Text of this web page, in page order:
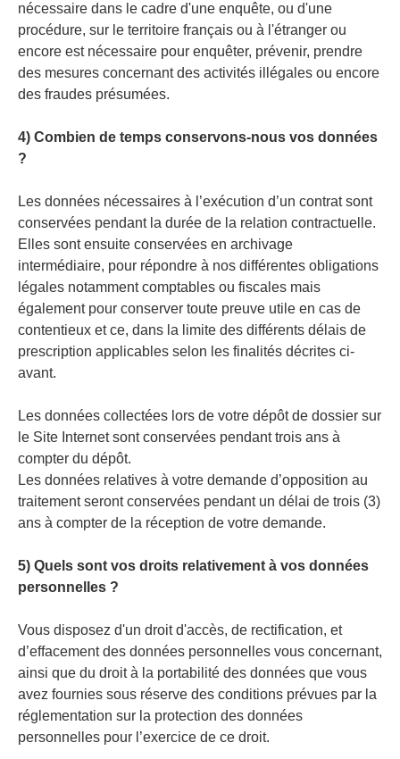
nécessaire dans le cadre d'une enquête, ou d'une
procédure, sur le territoire français ou à l'étranger ou
encore est nécessaire pour enquêter, prévenir, prendre
des mesures concernant des activités illégales ou encore
des fraudes présumées.
4) Combien de temps conservons-nous vos données
?
Les données nécessaires à l’exécution d’un contrat sont
conservées pendant la durée de la relation contractuelle.
Elles sont ensuite conservées en archivage
intermédiaire, pour répondre à nos différentes obligations
légales notamment comptables ou fiscales mais
également pour conserver toute preuve utile en cas de
contentieux et ce, dans la limite des différents délais de
prescription applicables selon les finalités décrites ci-
avant.
Les données collectées lors de votre dépôt de dossier sur
le Site Internet sont conservées pendant trois ans à
compter du dépôt.
Les données relatives à votre demande d’opposition au
traitement seront conservées pendant un délai de trois (3)
ans à compter de la réception de votre demande.
5) Quels sont vos droits relativement à vos données
personnelles ?
Vous disposez d'un droit d'accès, de rectification, et
d’effacement des données personnelles vous concernant,
ainsi que du droit à la portabilité des données que vous
avez fournies sous réserve des conditions prévues par la
réglementation sur la protection des données
personnelles pour l’exercice de ce droit.